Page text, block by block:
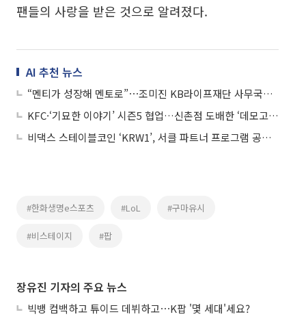
팬들의 사랑을 받은 것으로 알려졌다.
AI 추천 뉴스
“멘티가 성장해 멘토로”⋯조미진 KB라이프재단 사무국장 “사회공헌 성과 사람이 증명”
KFC·‘기묘한 이야기’ 시즌5 협업…신촌점 도배한 ‘데모고르곤’에 먹는 재미 UP
비댁스 스테이블코인 ‘KRW1’, 서클 파트너 프로그램 공식 참여
#한화생명e스포츠 #LoL #구마유시
#비스테이지 #팝
장유진 기자의 주요 뉴스
빅뱅 컴백하고 튜이드 데뷔하고⋯K팝 '몇 세대'세요?